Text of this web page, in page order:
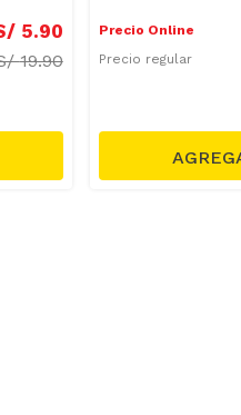
5.90
19.90
Precio Online
Precio regular